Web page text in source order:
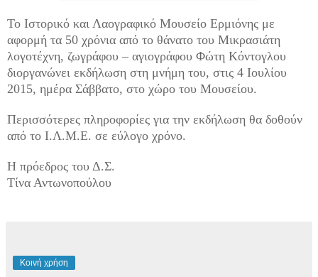
Το Ιστορικό και Λαογραφικό Μουσείο Ερμιόνης με
αφορμή τα 50 χρόνια από το θάνατο του Μικρασιάτη
λογοτέχνη, ζωγράφου – αγιογράφου Φώτη Κόντογλου
διοργανώνει εκδήλωση στη μνήμη του, στις 4 Ιουλίου
2015, ημέρα Σάββατο, στο χώρο του Μουσείου.
Περισσότερες πληροφορίες για την εκδήλωση θα δοθούν
από το Ι.Λ.Μ.Ε. σε εύλογο χρόνο.
Η πρόεδρος του Δ.Σ.
Τίνα Αντωνοπούλου
Κοινή χρήση